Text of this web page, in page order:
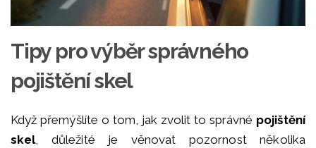
Tipy pro výběr správného
pojištění skel
Když přemýšlíte o tom, jak zvolit to správné pojištění
skel, důležité je věnovat pozornost několika